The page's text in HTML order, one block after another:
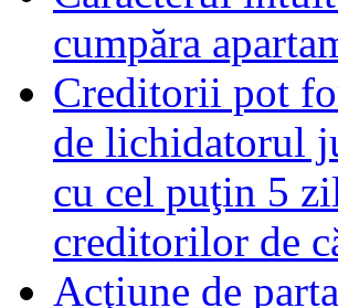
cumpăra
Creditorii pot
de lichidatorul
cu cel puţin 5
creditorilor de
Acţiune de